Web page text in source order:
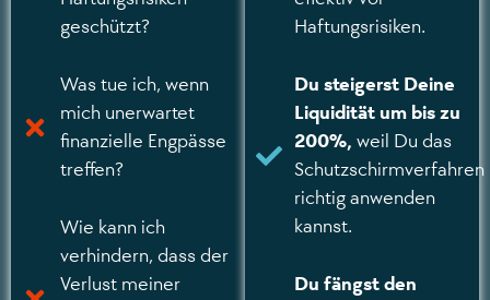
geschützt?
Was tue ich, wenn
mich unerwartet
finanzielle Engpässe
treffen?
Wie kann ich
verhindern, dass der
Verlust meiner
Haftungsrisiken.
Du steigerst Deine
Liquidität um bis zu
200%, weil Du das
Schutzschirmverfahren
richtig anwenden
kannst.
Du fängst den